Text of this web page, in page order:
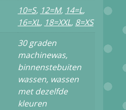
10=S, 12=M, 14=L,
16=XL, 18=XXL, 8=XS
30 graden
machinewas,
binnenstebuiten
wassen, wassen
met dezelfde
kleuren